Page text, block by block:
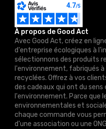
À propos de Good Act
Avec Good Act, créez en
d'entreprise écologiques à
sélectionnons des produits
l'environnement, fabriqués
recyclées. Offrez à vos
des cadeaux qui ont du
l'environnement. Parce que
environnementales et
chaque commande vous
d'une association ou une